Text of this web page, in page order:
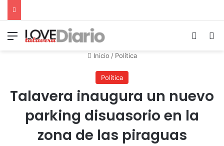
Menú
Inicio / Política
Política
Talavera inaugura un nuevo
parking disuasorio en la
zona de las piraguas